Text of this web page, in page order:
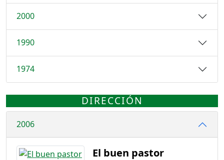
2000
1990
1974
DIRECCIÓN
2006
El buen pastor